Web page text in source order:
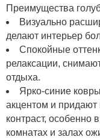
Преимущества
Визуально
делают интерьер
Спокойные
релаксации,
отдыха.
Ярко-синие
акцентом и придают
контраст, особенно
комнатах и залах